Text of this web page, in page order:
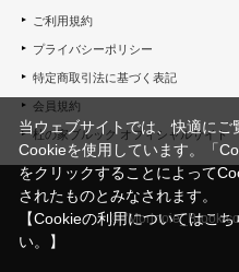
ご利用規約
プライバシーポリシー
特定商取引法に基づく表記
会員規約
杜の家ブルック オフィシャルサイト
©
当ウェブサイトでは、快適にご
Cookieを使用しています。「
をクリックすることによって
されたものとみなされます。
【Cookieの利用についてはこ
い。】